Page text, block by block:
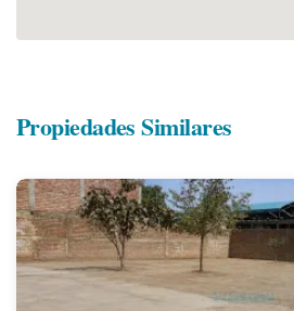
Propiedades Similares